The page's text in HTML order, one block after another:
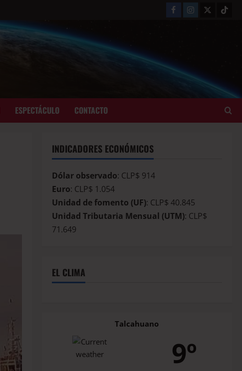
ESPECTÁCULO CONTACTO
INDICADORES ECONÓMICOS
Dólar observado: CLP$ 914
Euro: CLP$ 1.054
Unidad de fomento (UF): CLP$ 40.845
Unidad Tributaria Mensual (UTM): CLP$
71.649
EL CLIMA
Talcahuano
9º